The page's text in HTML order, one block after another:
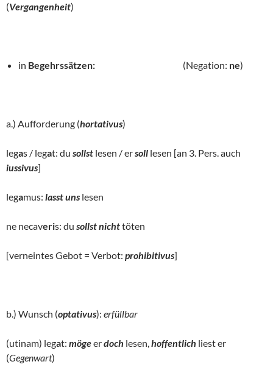
(Vergangenheit)
in Begehrssätzen: (Negation: ne)
a.) Aufforderung (hortativus)
legas / legat: du sollst lesen / ersoll lesen [an 3. Pers. auch
iussivus]
legamus: lasst uns lesen
ne necaveris: du sollst nichttöten
[verneintes Gebot = Verbot: prohibitivus]
b.) Wunsch (optativus): erfüllbar
(utinam) legat: mögeerdoch lesen,hoffentlich liest er
(Gegenwart)